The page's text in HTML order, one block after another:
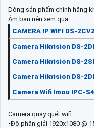
Dòng sản phẩm chính hãng
Âm bạn nên xem qua:
CAMERA IP WIFI DS-
Camera Hikvision DS-
Camera Hikvision DS-
Camera Hikvision DS-
Camera Wifi Imou IPC-
Camera quay quét wifi
•Độ phân giải 1920x1080 @